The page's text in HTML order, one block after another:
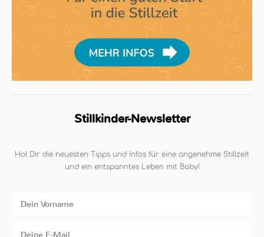
Stillkinder-Newsletter
Hol Dir die neuesten Tipps und Infos für eine angenehme Stillzeit
und ein entspanntes Leben mit Baby!